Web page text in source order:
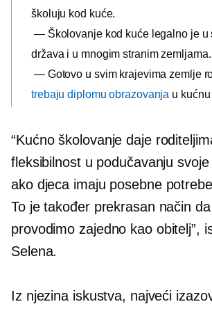
školuju kod kuće.
— Školovanje kod kuće legalno je u
država i u mnogim stranim zemljama.
— Gotovo u svim krajevima zemlje
trebaju diplomu obrazovanja u
“Kućno školovanje daje
fleksibilnost u podučavanju
ako djeca imaju posebne
To je također prekrasan način
provodimo zajedno kao obitelj”,
Selena.
Iz njezina iskustva, najveći